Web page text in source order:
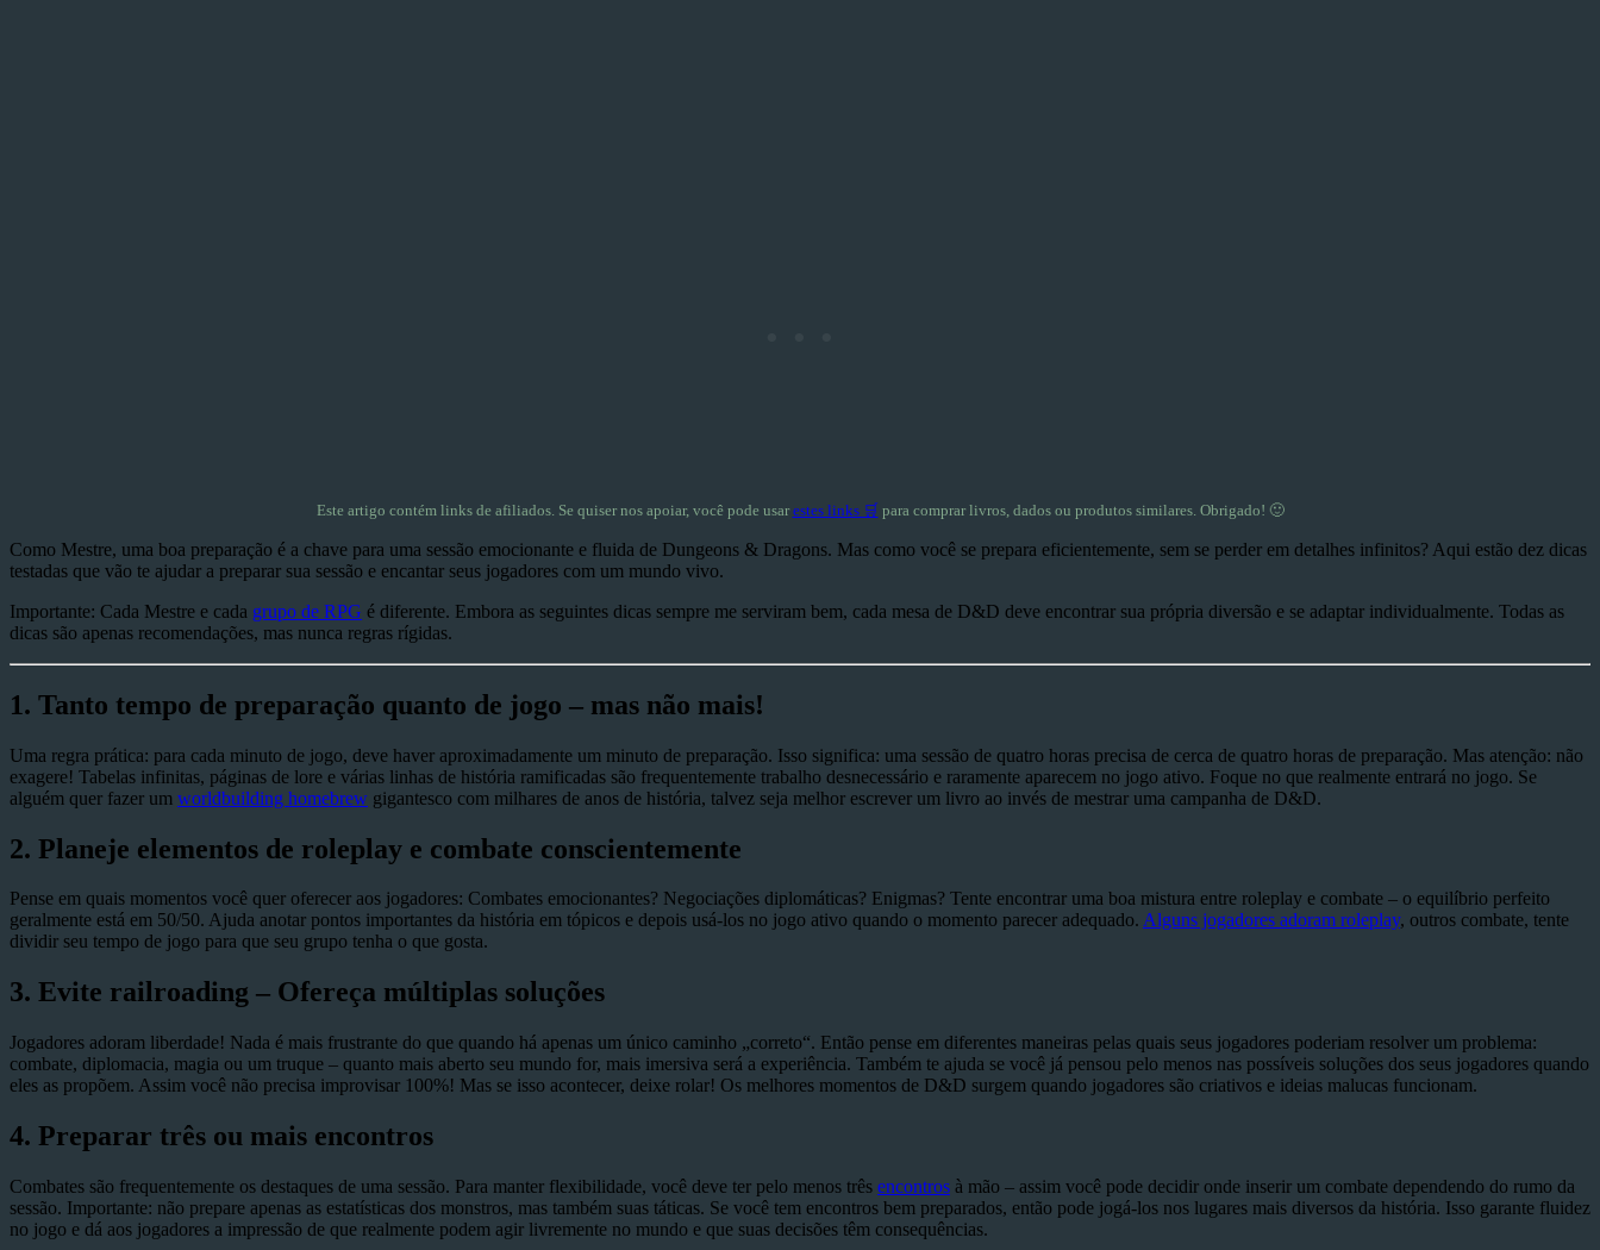
Este artigo contém links de afiliados. Se quiser nos apoiar, você pode usarestes links 🛒 para comprar livros, dados ou produtos similares. Obrigado! 🙂
Como Mestre, uma boa preparação é a chave para uma sessão emocionante e fluida de Dungeons & Dragons. Mas como você se prepara eficientemente, sem se perder em detalhes infinitos? Aqui estão dez dicas
testadas que vão te ajudar a preparar sua sessão e encantar seus jogadores com um mundo vivo.
Importante: Cada Mestre e cada grupo de RPG é diferente. Embora as seguintes dicas sempre me serviram bem, cada mesa de D&D deve encontrar sua própria diversão e se adaptar individualmente. Todas as
dicas são apenas recomendações, mas nunca regras rígidas.
1. Tanto tempo de preparação quanto de jogo – mas não mais!
Uma regra prática: para cada minuto de jogo, deve haver aproximadamente um minuto de preparação. Isso significa: uma sessão de quatro horas precisa de cerca de quatro horas de preparação. Mas atenção: não
exagere! Tabelas infinitas, páginas de lore e várias linhas de história ramificadas são frequentemente trabalho desnecessário e raramente aparecem no jogo ativo. Foque no que realmente entrará no jogo. Se
alguém quer fazer um worldbuilding homebrew gigantesco com milhares de anos de história, talvez seja melhor escrever um livro ao invés de mestrar uma campanha de D&D.
2. Planeje elementos de roleplay e combate conscientemente
Pense em quais momentos você quer oferecer aos jogadores: Combates emocionantes? Negociações diplomáticas? Enigmas? Tente encontrar uma boa mistura entre roleplay e combate – o equilíbrio perfeito
geralmente está em 50/50. Ajuda anotar pontos importantes da história em tópicos e depois usá-los no jogo ativo quando o momento parecer adequado. Alguns jogadores adoram roleplay, outros combate, tente
dividir seu tempo de jogo para que seu grupo tenha o que gosta.
3. Evite railroading – Ofereça múltiplas soluções
Jogadores adoram liberdade! Nada é mais frustrante do que quando há apenas um único caminho „correto“. Então pense em diferentes maneiras pelas quais seus jogadores poderiam resolver um problema:
combate, diplomacia, magia ou um truque – quanto mais aberto seu mundo for, mais imersiva será a experiência. Também te ajuda se você já pensou pelo menos nas possíveis soluções dos seus jogadores quando
eles as propõem. Assim você não precisa improvisar 100%! Mas se isso acontecer, deixe rolar! Os melhores momentos de D&D surgem quando jogadores são criativos e ideias malucas funcionam.
4. Preparar três ou mais encontros
Combates são frequentemente os destaques de uma sessão. Para manter flexibilidade, você deve ter pelo menos três encontros à mão – assim você pode decidir onde inserir um combate dependendo do rumo da
sessão. Importante: não prepare apenas as estatísticas dos monstros, mas também suas táticas. Se você tem encontros bem preparados, então pode jogá-los nos lugares mais diversos da história. Isso garante fluidez
no jogo e dá aos jogadores a impressão de que realmente podem agir livremente no mundo e que suas decisões têm consequências.